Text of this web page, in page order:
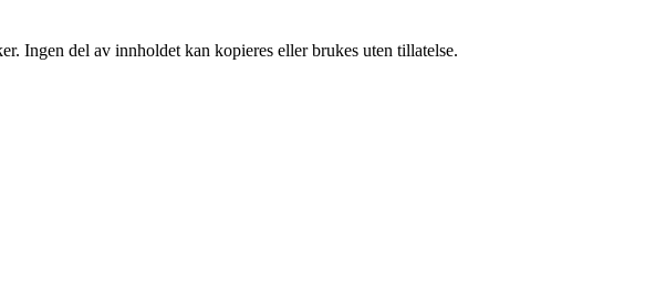
Ingen del av innholdet kan kopieres eller brukes uten tillatelse.